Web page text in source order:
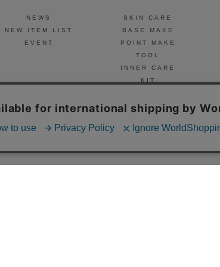
NEWS
NEW ITEM LIST
EVENT
SKIN CARE
BASE MAKE
POINT MAKE
TOOL
INNER CARE
KIT
NAIL
© Celvoke